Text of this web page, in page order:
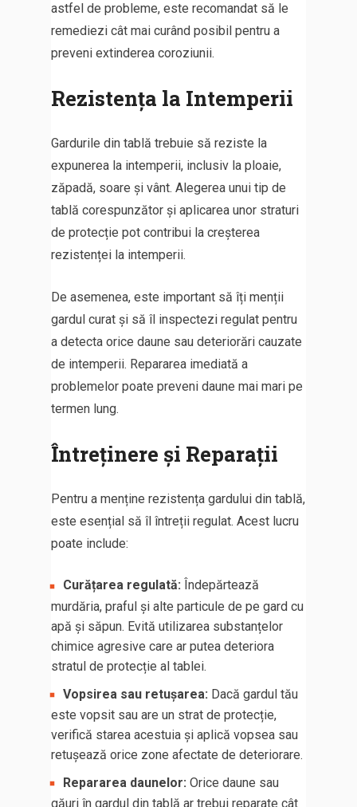
astfel de probleme, este recomandat să le
remediezi cât mai curând posibil pentru a
preveni extinderea coroziunii.
Rezistența la Intemperii
Gardurile din tablă trebuie să reziste la
expunerea la intemperii, inclusiv la ploaie,
zăpadă, soare și vânt. Alegerea unui tip de
tablă corespunzător și aplicarea unor straturi
de protecție pot contribui la creșterea
rezistenței la intemperii.
De asemenea, este important să îți menții
gardul curat și să îl inspectezi regulat pentru
a detecta orice daune sau deteriorări cauzate
de intemperii. Repararea imediată a
problemelor poate preveni daune mai mari pe
termen lung.
Întreținere și Reparații
Pentru a menține rezistența gardului din tablă,
este esențial să îl întreții regulat. Acest lucru
poate include:
Curățarea regulată: Îndepărtează
murdăria, praful și alte particule de pe gard cu
apă și săpun. Evită utilizarea substanțelor
chimice agresive care ar putea deteriora
stratul de protecție al tablei.
Vopsirea sau retușarea: Dacă gardul tău
este vopsit sau are un strat de protecție,
verifică starea acestuia și aplică vopsea sau
retușează orice zone afectate de deteriorare.
Repararea daunelor: Orice daune sau
găuri în gardul din tablă ar trebui reparate cât